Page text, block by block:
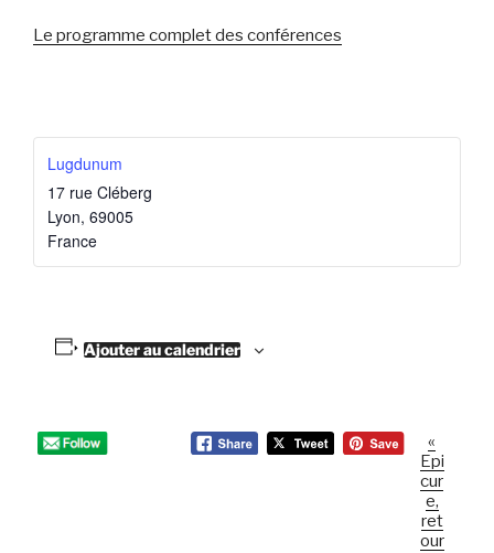
Le programme complet des conférences
Lugdunum
17 rue Cléberg
Lyon, 69005
France
Ajouter au calendrier
«
Epi
cur
e,
ret
our